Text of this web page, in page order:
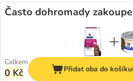
Často dohromady
Celkem
0 Kč Přidat oba do košíku